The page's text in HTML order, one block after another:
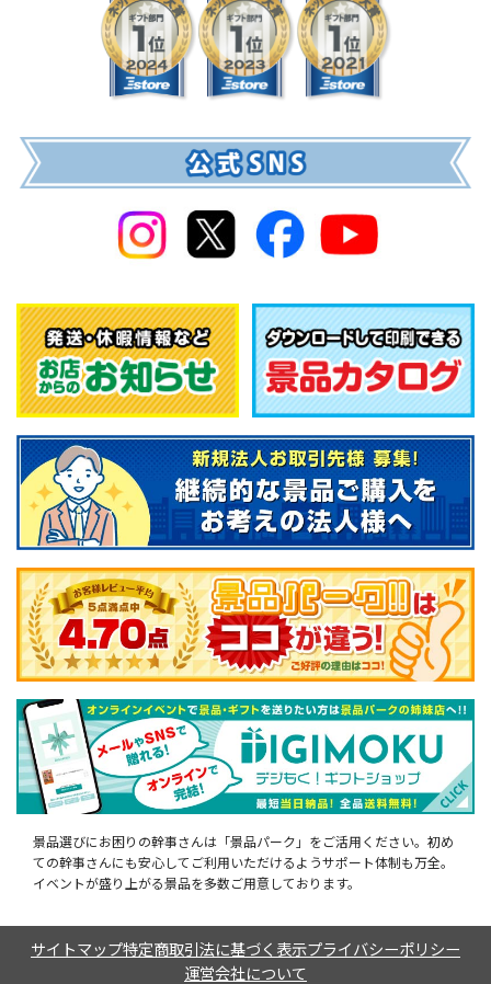
景品選びにお困りの幹事さんは「景品パーク」をご活用ください。初め
ての幹事さんにも安心してご利用いただけるようサポート体制も万全。
イベントが盛り上がる景品を多数ご用意しております。
サイトマップ特定商取引法に基づく表示プライバシーポリシー
運営会社について